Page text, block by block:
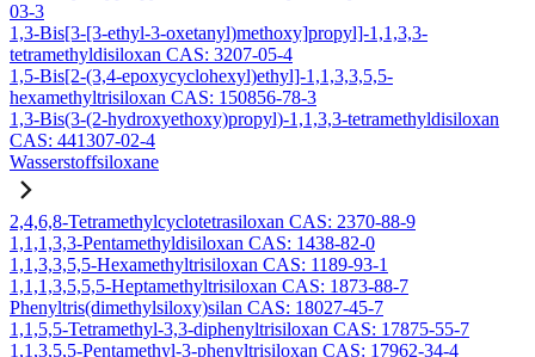
03-3
1,3-Bis[3-[3-ethyl-3-oxetanyl)methoxy]propyl]-1,1,3,3-
tetramethyldisiloxan CAS: 3207-05-4
1,5-Bis[2-(3,4-epoxycyclohexyl)ethyl]-1,1,3,3,5,5-
hexamethyltrisiloxan CAS: 150856-78-3
1,3-Bis(3-(2-hydroxyethoxy)propyl)-1,1,3,3-tetramethyldisiloxan
CAS: 441307-02-4
Wasserstoffsiloxane
2,4,6,8-Tetramethylcyclotetrasiloxan CAS: 2370-88-9
1,1,1,3,3-Pentamethyldisiloxan CAS: 1438-82-0
1,1,3,3,5,5-Hexamethyltrisiloxan CAS: 1189-93-1
1,1,1,3,5,5,5-Heptamethyltrisiloxan CAS: 1873-88-7
Phenyltris(dimethylsiloxy)silan CAS: 18027-45-7
1,1,5,5-Tetramethyl-3,3-diphenyltrisiloxan CAS: 17875-55-7
1,1,3,5,5-Pentamethyl-3-phenyltrisiloxan CAS: 17962-34-4